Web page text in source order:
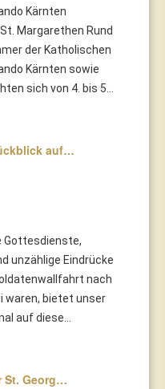
Kärnten
Margarethen Rund
der Katholischen
Kärnten sowie
sich von 4. bis 5...
auf…
Gottesdienste,
unzählige Eindrücke
nach
waren, bietet unser
auf diese...
St. Georg…